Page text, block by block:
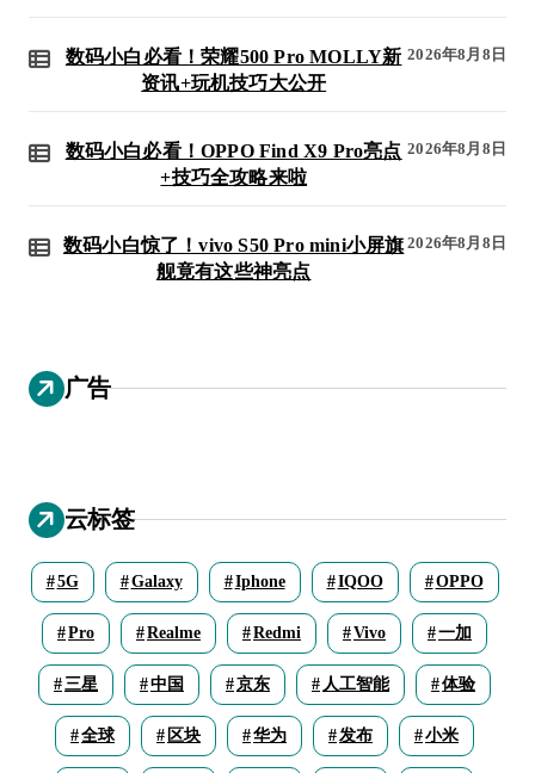
数码小白必看！荣耀500 Pro MOLLY新
资讯+玩机技巧大公开
2026年8月8日
数码小白必看！OPPO Find X9 Pro亮点
+技巧全攻略来啦
2026年8月8日
数码小白惊了！vivo S50 Pro mini小屏旗
舰竟有这些神亮点
2026年8月8日
广告
云标签
5G Galaxy Iphone IQOO OPPO
Pro Realme Redmi Vivo 一加
三星 中国 京东 人工智能 体验
全球 区块 华为 发布 小米